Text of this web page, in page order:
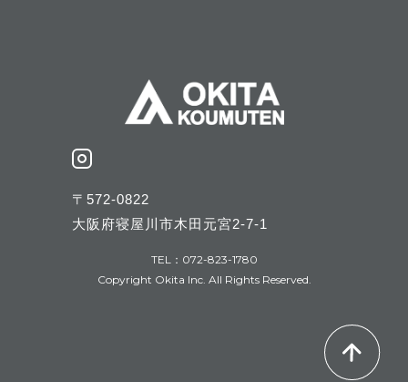
〒572-0822
大阪府寝屋川市木田元宮2-7-1
TEL：072-823-1780
Copyright Okita Inc. All Rights Reserved.